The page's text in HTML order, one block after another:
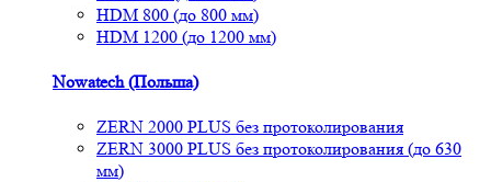
HDM 800 (до 800 мм)
HDM 1200 (до 1200 мм)
Nowatech (Польша)
ZERN 2000 PLUS без протоколирования
ZERN 3000 PLUS без протоколирования (до 630
мм)